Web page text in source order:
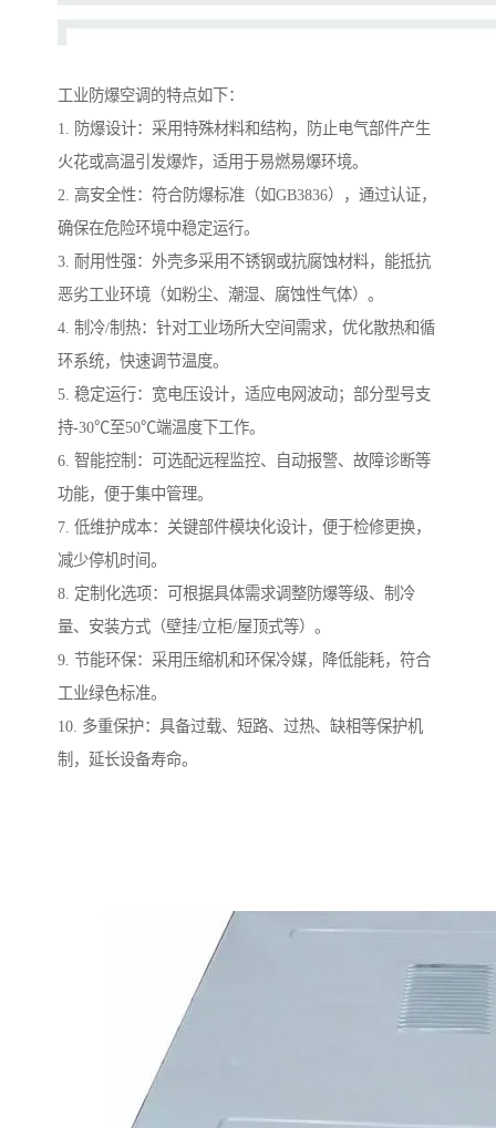
工业防爆空调的特点如下：
1. 防爆设计：采用特殊材料和结构，防止电气部件产生
火花或高温引发爆炸，适用于易燃易爆环境。
2. 高安全性：符合防爆标准（如GB3836），通过认证，
确保在危险环境中稳定运行。
3. 耐用性强：外壳多采用不锈钢或抗腐蚀材料，能抵抗
恶劣工业环境（如粉尘、潮湿、腐蚀性气体）。
4. 制冷/制热：针对工业场所大空间需求，优化散热和循
环系统，快速调节温度。
5. 稳定运行：宽电压设计，适应电网波动；部分型号支
持-30℃至50℃端温度下工作。
6. 智能控制：可选配远程监控、自动报警、故障诊断等
功能，便于集中管理。
7. 低维护成本：关键部件模块化设计，便于检修更换，
减少停机时间。
8. 定制化选项：可根据具体需求调整防爆等级、制冷
量、安装方式（壁挂/立柜/屋顶式等）。
9. 节能环保：采用压缩机和环保冷媒，降低能耗，符合
工业绿色标准。
10. 多重保护：具备过载、短路、过热、缺相等保护机
制，延长设备寿命。